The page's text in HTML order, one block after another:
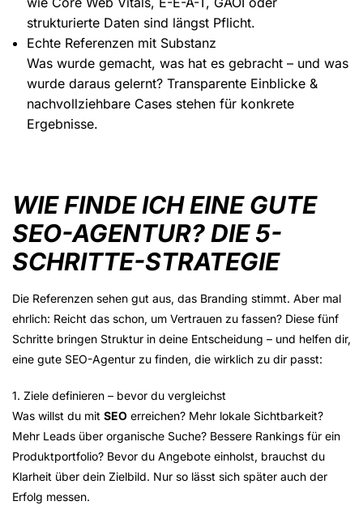
strukturierte Daten sind längst Pflicht.
Echte Referenzen mit Substanz
Was wurde gemacht, was hat es gebracht – und was
wurde daraus gelernt? Transparente Einblicke &
nachvollziehbare Cases stehen für konkrete
Ergebnisse.
WIE FINDE ICH EINE GUTE
SEO-AGENTUR? DIE 5-
SCHRITTE-STRATEGIE
Die Referenzen sehen gut aus, das Branding stimmt. Aber mal
ehrlich: Reicht das schon, um Vertrauen zu fassen? Diese fünf
Schritte bringen Struktur in deine Entscheidung – und helfen dir,
eine gute SEO-Agentur zu finden, die wirklich zu dir passt:
1. Ziele definieren – bevor du vergleichst
Was willst du mit SEO erreichen? Mehr lokale Sichtbarkeit?
Mehr Leads über organische Suche? Bessere Rankings für ein
Produktportfolio? Bevor du Angebote einholst, brauchst du
Klarheit über dein Zielbild. Nur so lässt sich später auch der
Erfolg messen.